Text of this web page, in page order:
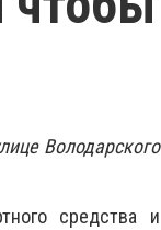
Володарского
средства и